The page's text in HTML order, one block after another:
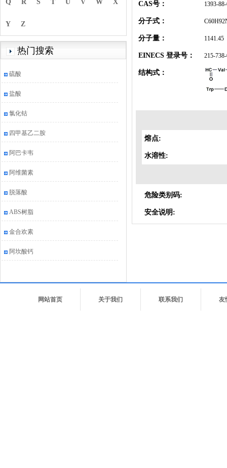
Q R S T U V W X
Y Z
热门搜索
硫酸
盐酸
氯化钴
四甲基乙二胺
阿巴卡韦
阿维菌素
脱落酸
ABS树脂
金合欢素
阿坎酸钙
CAS号： 1393-
分子式：
分子量： 1141.45
EINECS 登录号： 215-
结构式：
熔点:
水溶性:
危险类别码:
安全说明:
网站首页 关于我们 联系我们 友